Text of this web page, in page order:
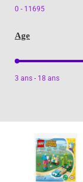
0 - 11695
Age
Age
3 ans - 18 ans